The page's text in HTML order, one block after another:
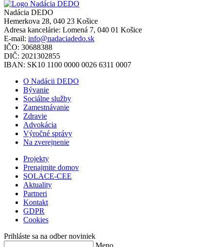
Nadácia DEDO
Hemerkova 28, 040 23 Košice
Adresa kancelárie: Lomená 7, 040 01 Košice
E-mail: info@nadaciadedo.sk
IČO: 30688388
DIČ: 2021302855
IBAN: SK10 1100 0000 0026 6311 0007
O Nadácii DEDO
Bývanie
Sociálne služby
Zamestnávanie
Zdravie
Advokácia
Výročné správy
Na zverejnenie
Projekty
Prenajmite domov
SOLACE-CEE
Aktuality
Partneri
Kontakt
GDPR
Cookies
Prihláste sa na odber noviniek